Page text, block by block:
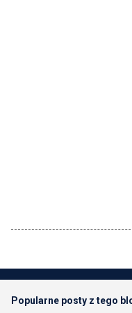
Popularne posty z tego